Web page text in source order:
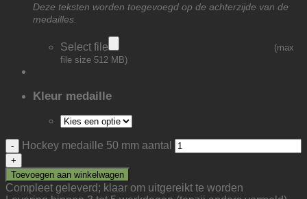
Deze teksten worden toegevoegd op de achterzijde van de
medailles.
Select file
(max
file size 512 MB)
Kleur medaille
Hockey medaille 50 mm aantal
Toevoegen aan winkelwagen
Compleet geleverd; klaar om uitgereikt te worden